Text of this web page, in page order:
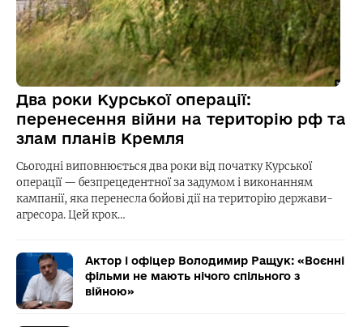
Два роки Курської операції:
перенесення війни на територію рф та
злам планів Кремля
Сьогодні виповнюється два роки від початку Курської
операції — безпрецедентної за задумом і виконанням
кампанії, яка перенесла бойові дії на територію держави-
агресора. Цей крок…
Актор і офіцер Володимир Ращук: «Воєнні
фільми не мають нічого спільного з
війною»